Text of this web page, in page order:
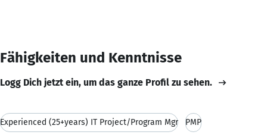
Fähigkeiten und Kenntnisse
Logg Dich jetzt ein, um das ganze Profil zu sehen.
Experienced (25+years) IT Project/Program Mgr PMP